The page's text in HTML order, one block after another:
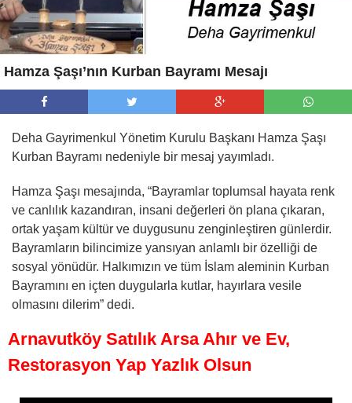
Hamza Şaşı’nın Kurban Bayramı Mesajı
Deha Gayrimenkul Yönetim Kurulu Başkanı Hamza Şaşı
Kurban Bayramı nedeniyle bir mesaj yayımladı.
Hamza Şaşı mesajında, “Bayramlar toplumsal hayata renk
ve canlılık kazandıran, insani değerleri ön plana çıkaran,
ortak yaşam kültür ve duygusunu zenginleştiren günlerdir.
Bayramların bilincimize yansıyan anlamlı bir özelliği de
sosyal yönüdür. Halkımızın ve tüm İslam aleminin Kurban
Bayramını en içten duygularla kutlar, hayırlara vesile
olmasını dilerim” dedi.
Arnavutköy Satılık Arsa Ahır ve Ev,
Restorasyon Yap Yazlık Olsun